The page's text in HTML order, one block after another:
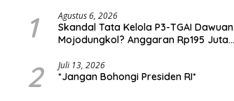
1 Agustus 6, 2026
Skandal Tata Kelola P3-TGAI Dawuan
Mojodungkol? Anggaran Rp195 Juta
hingga Misteri Swakelola Petani
2 Juli 13, 2026
*Jangan Bohongi Presiden RI*